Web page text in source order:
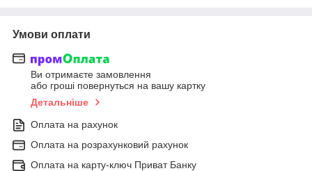
Умови оплати
Ви отримаєте замовлення
або гроші повернуться на вашу картку
Детальніше
Оплата на рахунок
Оплата на розрахунковий рахунок
Оплата на карту-ключ Приват Банку